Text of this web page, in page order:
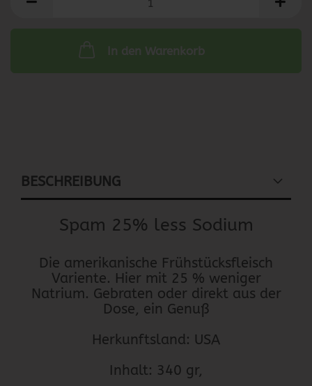
In den Warenkorb
BESCHREIBUNG
Spam 25% less Sodium
Die amerikanische Frühstücksfleisch
Variente. Hier mit 25 % weniger
Natrium. Gebraten oder direkt aus der
Dose, ein Genuß
Herkunftsland: USA
Inhalt: 340 gr,